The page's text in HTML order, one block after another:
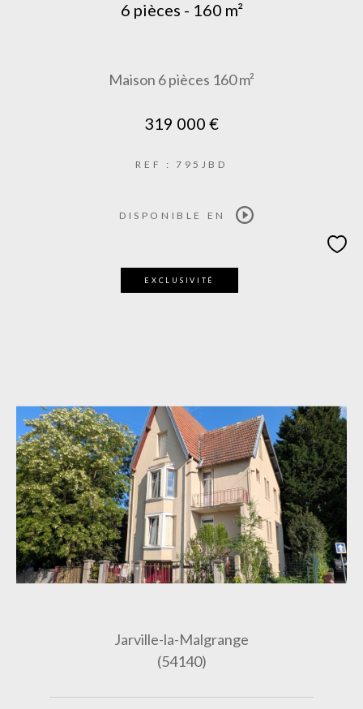
6 pièces - 160 m²
Maison 6 pièces 160 m²
319 000 €
REF : 795JBD
DISPONIBLE EN
EXCLUSIVITÉ
Jarville-la-Malgrange
(54140)